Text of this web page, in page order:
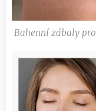
Bahenní zábaly